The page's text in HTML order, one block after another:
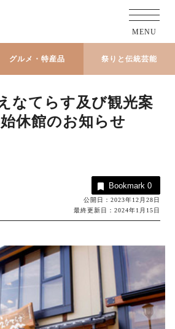
グルメ・特産品 祭りと伝統芸能
MENU
なてらす及び観光案
休館のお知らせ
Bookmark 0
公開日：2023年12月28日
最終更新日：2024年1月15日